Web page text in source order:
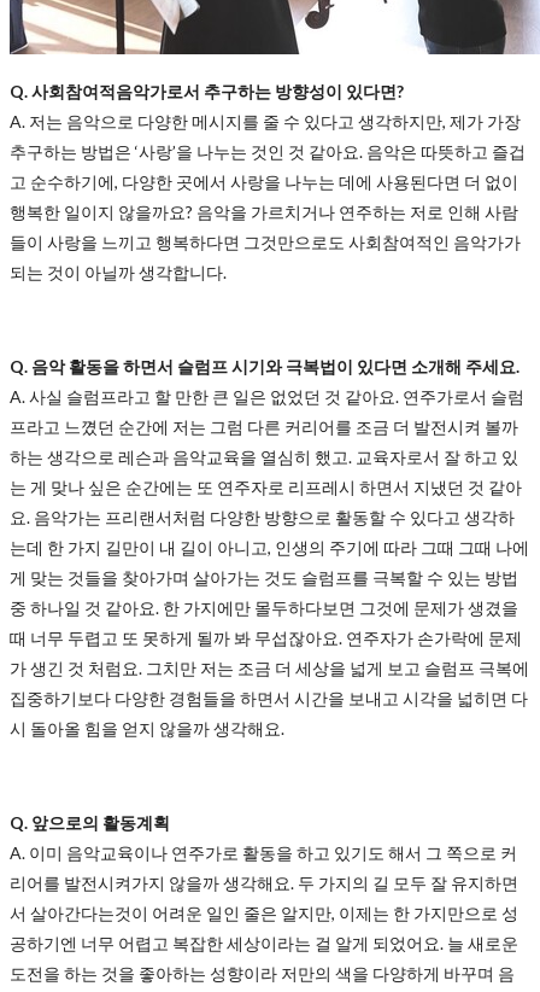
Q. 사회참여적음악가로서 추구하는 방향성이 있다면?
A. 저는 음악으로 다양한 메시지를 줄 수 있다고 생각하지만, 제가 가장
추구하는 방법은 ‘사랑’을 나누는 것인 것 같아요. 음악은 따뜻하고 즐겁
고 순수하기에, 다양한 곳에서 사랑을 나누는 데에 사용된다면 더 없이
행복한 일이지 않을까요? 음악을 가르치거나 연주하는 저로 인해 사람
들이 사랑을 느끼고 행복하다면 그것만으로도 사회참여적인 음악가가
되는 것이 아닐까 생각합니다.
Q. 음악 활동을 하면서 슬럼프 시기와 극복법이 있다면 소개해 주세요.
A.사실 슬럼프라고 할 만한 큰 일은 없었던 것 같아요. 연주가로서 슬럼
프라고 느꼈던 순간에 저는 그럼 다른 커리어를 조금 더 발전시켜 볼까
하는 생각으로 레슨과 음악교육을 열심히 했고. 교육자로서 잘 하고 있
는 게 맞나 싶은 순간에는 또 연주자로 리프레시 하면서 지냈던 것 같아
요. 음악가는 프리랜서처럼 다양한 방향으로 활동할 수 있다고 생각하
는데 한 가지 길만이 내 길이 아니고, 인생의 주기에 따라 그때 그때 나에
게 맞는 것들을 찾아가며 살아가는 것도 슬럼프를 극복할 수 있는 방법
중 하나일 것 같아요. 한 가지에만 몰두하다보면 그것에 문제가 생겼을
때 너무 두렵고 또 못하게 될까 봐 무섭잖아요. 연주자가 손가락에 문제
가 생긴 것 처럼요. 그치만 저는 조금 더 세상을 넓게 보고 슬럼프 극복에
집중하기보다 다양한 경험들을 하면서 시간을 보내고 시각을 넓히면 다
시 돌아올 힘을 얻지 않을까 생각해요.
Q. 앞으로의 활동계획
A. 이미 음악교육이나 연주가로 활동을 하고 있기도 해서 그 쪽으로 커
리어를 발전시켜가지 않을까 생각해요. 두 가지의 길 모두 잘 유지하면
서 살아간다는것이 어려운 일인 줄은 알지만, 이제는 한 가지만으로 성
공하기엔 너무 어렵고 복잡한 세상이라는 걸 알게 되었어요. 늘 새로운
도전을 하는 것을 좋아하는 성향이라 저만의 색을 다양하게 바꾸며 음